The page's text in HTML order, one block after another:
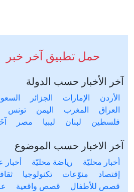
حمل تطبيق آخر خبر
آخر الأخبار حسب الدولة
الأردن الإمارات الجزائر
العراق
المغرب اليمن تونس
فلسطين
لبنان ليبيا مصر
آخر الاخبار حسب الموضوع
أخبار محليّة رياضة محليّة أخبار
إقتصاد
منوّعات تكنولوجيا
قصص للأطفال
قصص واقعية